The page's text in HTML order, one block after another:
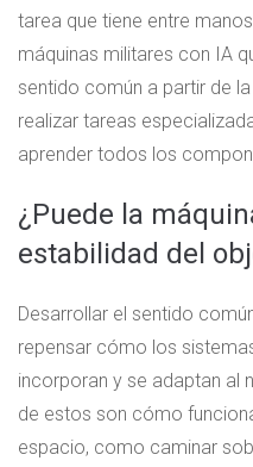
tarea que tiene entre
máquinas militares con IA
sentido común a partir de
realizar tareas
aprender todos los
¿Puede la
estabilidad del
Desarrollar el sentido
repensar cómo los
incorporan y se adaptan al
de estos son cómo
espacio, como caminar